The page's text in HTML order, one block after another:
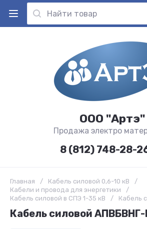
ООО "Артэ"
Продажа электро
8 (812) 748-28-
Главная / Кабель силовой 0,6-10 кВ
/
Кабели и провода для энергетики
/
Кабель силовой в СПЭ 1-35 кВ
/ Кабель
Кабель силовой АПВБВНГ-